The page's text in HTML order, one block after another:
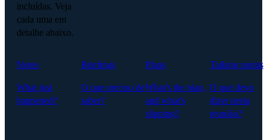
incluídas. Veja
cada uma em
detalhe abaixo.
Notes
What just
happened?
Briefings
O que preciso de
saber?
Plans
What's the plan,
and what's
slipping?
Talking points
O que devo
dizer nesta
reunião?